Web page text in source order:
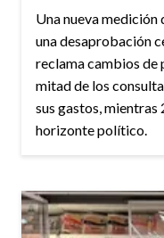
Una nueva
una desaprobación
reclama cambios de
mitad de los
sus gastos, mientras
horizonte político.